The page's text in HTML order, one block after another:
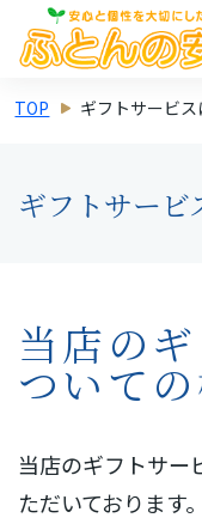
TOP ギフトサービス
ギフトサービ
当店の
ついて
当店のギフトサー
ただいております。